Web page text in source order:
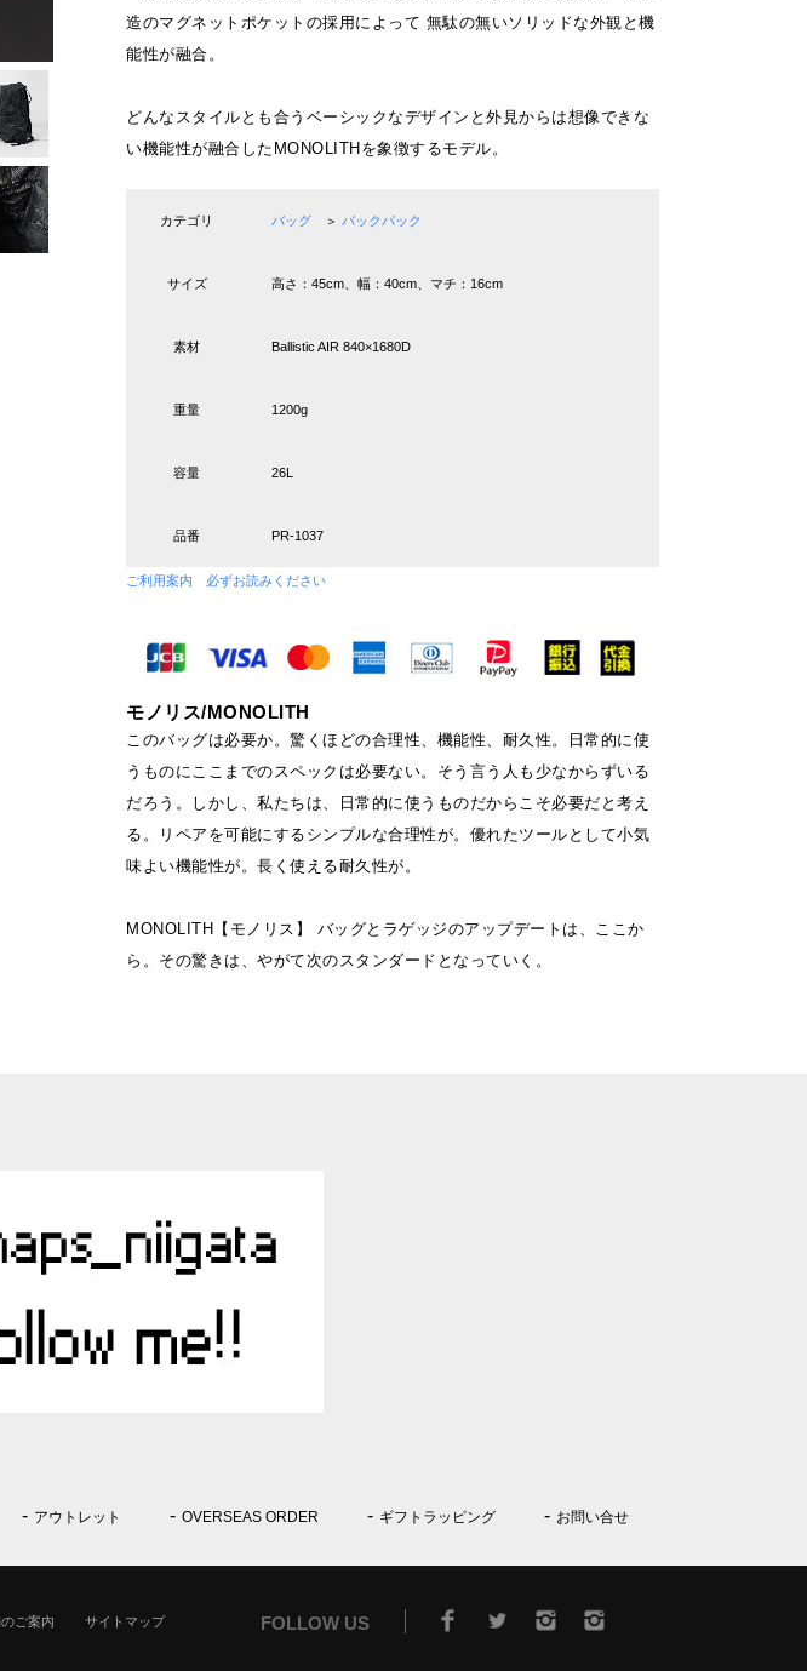
造のマグネットポケットの採用によって 無駄の無いソリッドな外観と機
能性が融合。
どんなスタイルとも合うベーシックなデザインと外見からは想像できな
い機能性が融合したMONOLITHを象徴するモデル。
カテゴリ バッグ ＞ バックパック
サイズ 高さ：45cm、幅：40cm、マチ：16cm
素材 Ballistic AIR 840×1680D
重量 1200g
容量 26L
品番 PR-1037
ご利用案内 必ずお読みください
モノリス/MONOLITH
このバッグは必要か。驚くほどの合理性、機能性、耐久性。日常的に使
うものにここまでのスペックは必要ない。そう言う人も少なからずいる
だろう。しかし、私たちは、日常的に使うものだからこそ必要だと考え
る。リペアを可能にするシンプルな合理性が。優れたツールとして小気
味よい機能性が。長く使える耐久性が。
MONOLITH【モノリス】 バッグとラゲッジのアップデートは、ここか
ら。その驚きは、やがて次のスタンダードとなっていく。
アウトレット OVERSEAS ORDER ギフトラッピング お問い合せ
ご案内 サイトマップ FOLLOW US